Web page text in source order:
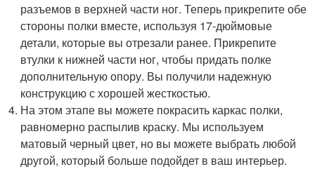
разъемов в верхней части ног. Теперь прикрепите обе
стороны полки вместе, используя 17-дюймовые
детали, которые вы отрезали ранее. Прикрепите
втулки к нижней части ног, чтобы придать полке
дополнительную опору. Вы получили надежную
конструкцию с хорошей жесткостью.
На этом этапе вы можете покрасить каркас полки,
равномерно распылив краску. Мы используем
матовый черный цвет, но вы можете выбрать любой
другой, который больше подойдет в ваш интерьер.